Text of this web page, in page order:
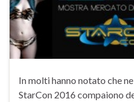
In molti hanno notato che
StarCon 2016 compaiono